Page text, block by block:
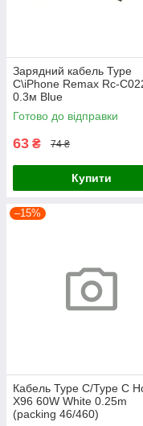
Зарядний кабель Type
C\iPhone Remax Rc-
0.3м Blue
Готово до відправки
63 ₴ 74 ₴
Купити
–15%
Кабель Type C/Type C
X96 60W White 0.25m
(packing 46/460)